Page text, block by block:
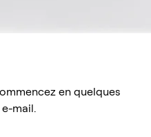
en quelques
mail.